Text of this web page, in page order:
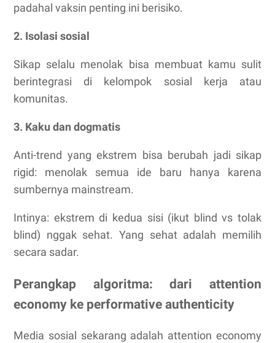
padahal vaksin penting ini berisiko.
2. Isolasi sosial
Sikap selalu menolak bisa membuat kamu sulit
berintegrasi di kelompok sosial kerja atau
komunitas.
3. Kaku dan dogmatis
Anti-trend yang ekstrem bisa berubah jadi sikap
rigid: menolak semua ide baru hanya karena
sumbernya mainstream.
Intinya: ekstrem di kedua sisi (ikut blind vs tolak
blind) nggak sehat. Yang sehat adalah memilih
secara sadar.
Perangkap algoritma: dari attention
economy ke performative authenticity
Media sosial sekarang adalah attention economy